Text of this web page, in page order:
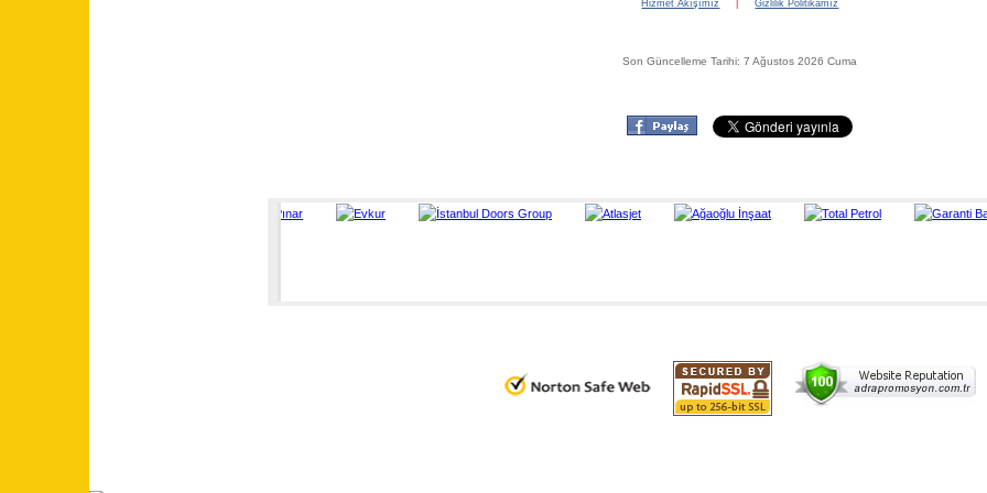
Hizmet Akışımız Gizlilik Politikamız
Son Güncelleme Tarihi: 7 Ağustos 2026 Cuma